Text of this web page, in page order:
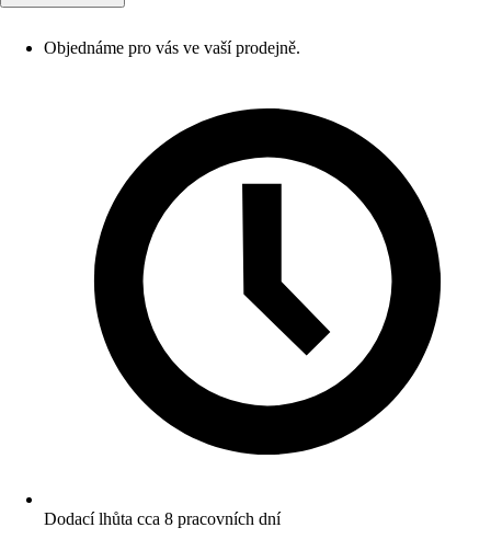
Objednáme pro vás ve vaší prodejně.
Dodací lhůta cca 8 pracovních dní